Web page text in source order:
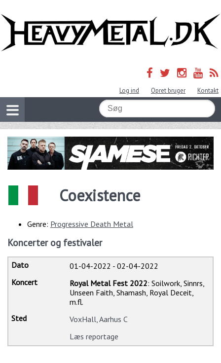
Log ind Opret bruger Kontakt
Coexistence
Genre: Progressive Death Metal
Koncerter og festivaler
01-04-2022 -02-04-2022
Royal Metal Fest 2022: Soilwork, Sinnrs,
Unseen Faith, Shamash, Royal Deceit,
m.fl.
VoxHall, Aarhus C
Læs reportage